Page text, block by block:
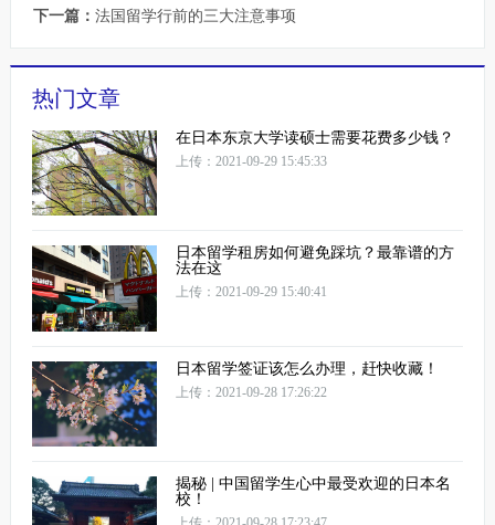
下一篇： 法国留学行前的三大注意事项
热门文章
在日本东京大学读硕士需要花费多少钱？
上传：2021-09-29 15:45:33
日本留学租房如何避免踩坑？最靠谱的方
法在这
上传：2021-09-29 15:40:41
日本留学签证该怎么办理，赶快收藏！
上传：2021-09-28 17:26:22
揭秘 | 中国留学生心中最受欢迎的日本名
校！